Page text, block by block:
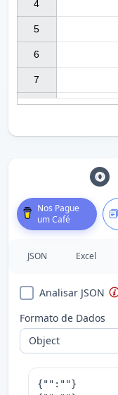
4
5
6
7
Nos Pague
um Café
JSON Excel
Analisar JSON
Formato de Dados